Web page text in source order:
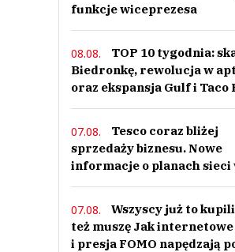
funkcje wiceprezesa
08.08.
TOP 10 tygodnia:
Biedronkę, rewolucja w
oraz ekspansja Gulf i Taco
07.08.
Tesco coraz bliżej
sprzedaży biznesu. Nowe
informacje o planach sieci
07.08.
Wszyscy już to
też muszę Jak
i presja FOMO napędzają